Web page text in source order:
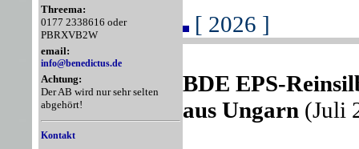
Threema:
0177 2338616 oder
PBRXVB2W
email:
info@benedictus.de
Achtung:
Der AB wird nur sehr selten
abgehört!
Kontakt
[ 2026 ]
BDE EPS-
aus Ungarn (Juli